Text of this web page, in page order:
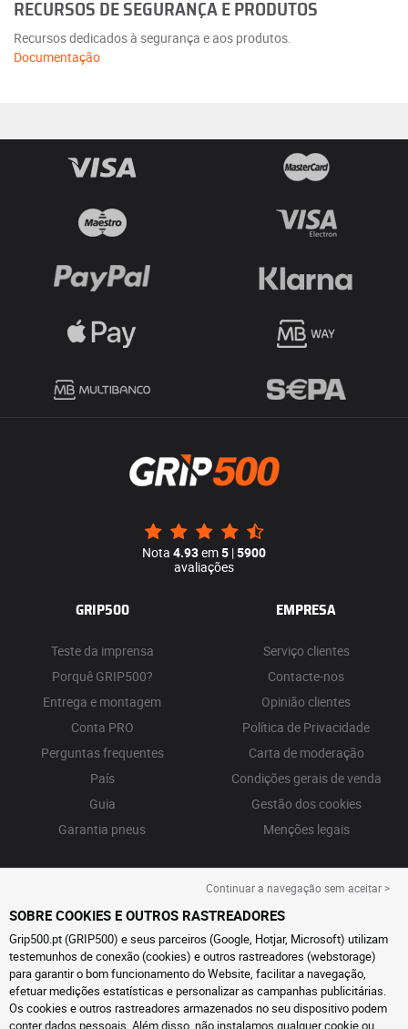
RECURSOS DE SEGURANÇA E PRODUTOS
Recursos dedicados à segurança e aos produtos.
Documentação
Nota 4.93em5 |5900
avaliações
GRIP500
Teste da imprensa
Porquê GRIP500?
Entrega e montagem
Conta PRO
Perguntas frequentes
País
Guia
Garantia pneus
EMPRESA
Serviço clientes
Contacte-nos
Opinião clientes
Política de Privacidade
Carta de moderação
Condições gerais de venda
Gestão dos cookies
Menções legais
Continuar a navegação sem aceitar >
SOBRE COOKIES E OUTROS RASTREADORES
Grip500.pt (GRIP500) e seus parceiros (Google, Hotjar, Microsoft) utilizam
testemunhos de conexão (cookies) e outros rastreadores (webstorage)
para garantir o bom funcionamento do Website, facilitar a navegação,
efetuar medições estatísticas e personalizar as campanhas publicitárias.
Os cookies e outros rastreadores armazenados no seu dispositivo podem
conter dados pessoais. Além disso, não instalamos qualquer cookie ou